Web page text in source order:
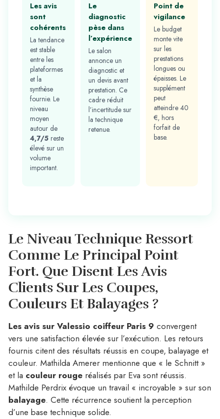
Les avis
sont
cohérents
La tendance
est stable
entre les
plateformes
et la
synthèse
fournie. Le
niveau
moyen
autour de
4,7/5 reste
élevé sur un
volume
important.
Le
diagnostic
pèse dans
l’expérience
Le salon
annonce un
diagnostic et
un devis avant
prestation. Ce
cadre réduit
l’incertitude sur
la technique
retenue.
Point de
vigilance
Le budget
monte vite
sur les
prestations
longues ou
épaisses. Le
supplément
peut
atteindre 40
€, hors
forfait de
base.
Le Niveau Technique Ressort
Comme Le Principal Point
Fort. Que Disent Les Avis
Clients Sur Les Coupes,
Couleurs Et Balayages ?
Les avis sur Valessio coiffeur Paris 9 convergent
vers une satisfaction élevée sur l’exécution. Les retours
fournis citent des résultats réussis en coupe, balayage et
couleur. Mathilda Amerer mentionne que « le Schnitt »
et la couleur rouge réalisés par Eva sont réussis.
Mathilde Perdrix évoque un travail « incroyable » sur son
balayage. Cette récurrence soutient la perception
d’une base technique solide.